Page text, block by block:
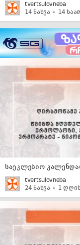
tvertsulovneba
14 ნახვა
14
საეკლესიო
tvertsulovneba
24 ნახვა
1